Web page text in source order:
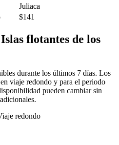
Juliaca
$141
flotantes de los
durante los últimos 7 días. Los
viaje redondo y para el periodo
pueden cambiar sin
redondo